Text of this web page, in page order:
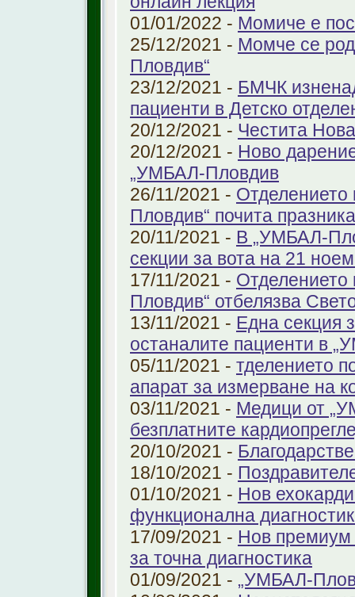
01/01/2022 - Момиче е
25/12/2021 - Момче се
Пловдив“
23/12/2021 - БМЧК
пациенти в Детско
20/12/2021 - Честита
20/12/2021 - Ново
„УМБАЛ-Пловдив
26/11/2021 -
Пловдив“ почита
20/11/2021 - В „УМБАЛ-
секции за вота на 21
17/11/2021 -
Пловдив“ отбелязва
13/11/2021 - Една секция
останалите пациенти в
05/11/2021 - тделението
апарат за измерване на
03/11/2021 - Медици от
безплатните
20/10/2021 -
18/10/2021 -
01/10/2021 - Нов
функционална
17/09/2021 - Нов премиум
за точна диагностика
01/09/2021 - „УМБАЛ-